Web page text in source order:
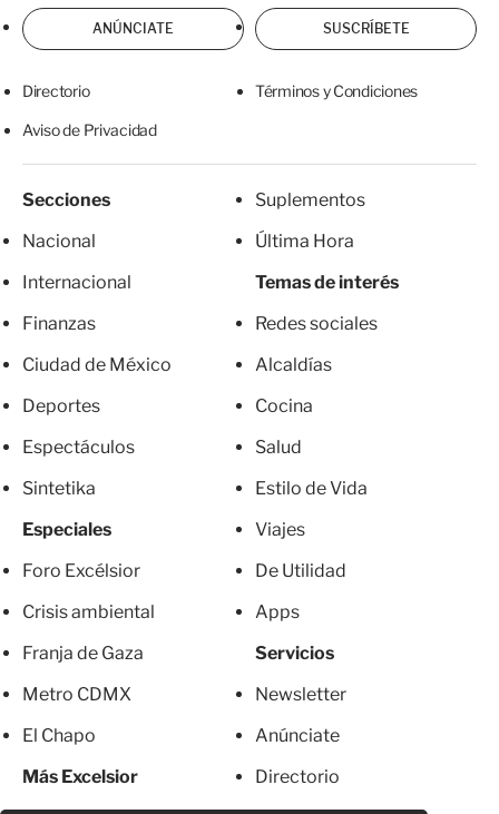
ANÚNCIATE SUSCRÍBETE
Directorio Términos y Condiciones
Aviso de Privacidad
Secciones
Nacional
Internacional
Finanzas
Ciudad de México
Deportes
Espectáculos
Sintetika
Especiales
Foro Excélsior
Crisis ambiental
Franja de Gaza
Metro CDMX
El Chapo
Más Excelsior
Suplementos
Última Hora
Temas de interés
Redes sociales
Alcaldías
Cocina
Salud
Estilo de Vida
Viajes
De Utilidad
Apps
Servicios
Newsletter
Anúnciate
Directorio